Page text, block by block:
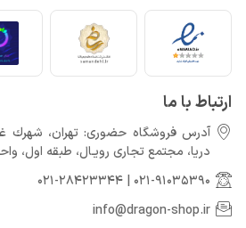
ارتباط با ما
آدرس فروشگاه حضوری: تهران، شهرك
دريا، مجتمع تجارى رويـال، طبقه اول، واحد 110 فروشگاه دراگون
021-91035390
021-28423344
info@dragon-shop.ir